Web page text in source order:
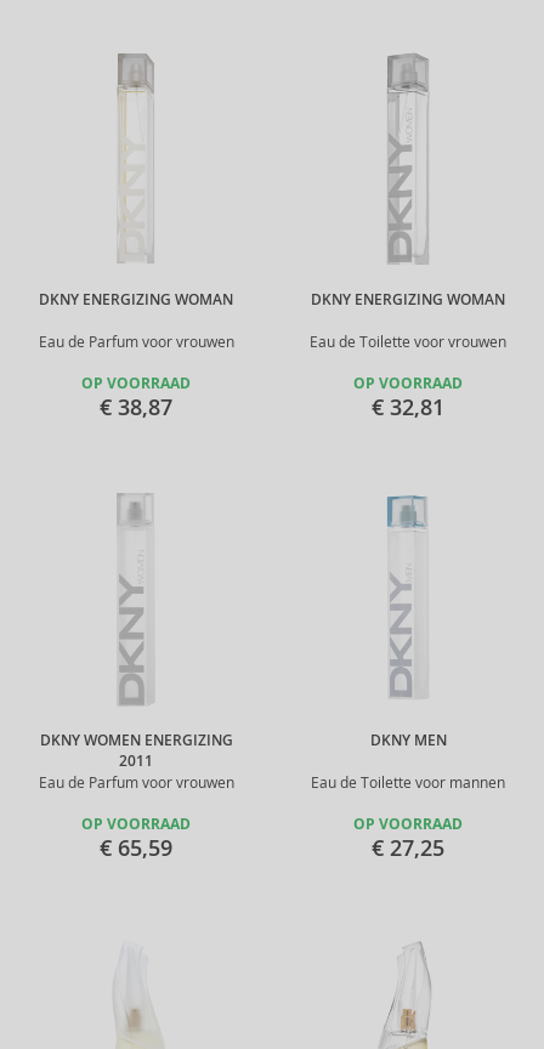
DKNY ENERGIZING WOMAN
Eau de Parfum voor vrouwen
OP VOORRAAD
€ 38,87
DKNY ENERGIZING WOMAN
Eau de Toilette voor vrouwen
OP VOORRAAD
€ 32,81
DKNY WOMEN ENERGIZING
2011
Eau de Parfum voor vrouwen
OP VOORRAAD
€ 65,59
DKNY MEN
Eau de Toilette voor mannen
OP VOORRAAD
€ 27,25